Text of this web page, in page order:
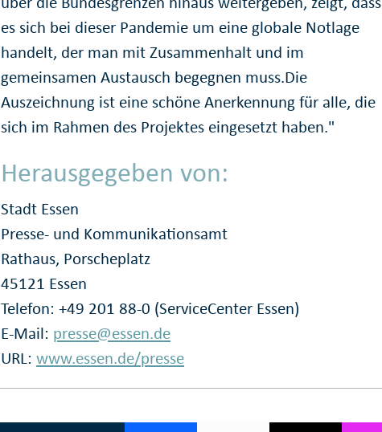
es sich bei dieser Pandemie um eine globale Notlage
handelt, der man mit Zusammenhalt und im
gemeinsamen Austausch begegnen muss.Die
Auszeichnung ist eine schöne Anerkennung für alle, die
sich im Rahmen des Projektes eingesetzt haben."
Herausgegeben von:
Stadt Essen
Presse- und Kommunikationsamt
Rathaus, Porscheplatz
45121 Essen
Telefon: +49 201 88-0 (ServiceCenter Essen)
E-Mail: presse@essen.de
URL:www.essen.de/presse